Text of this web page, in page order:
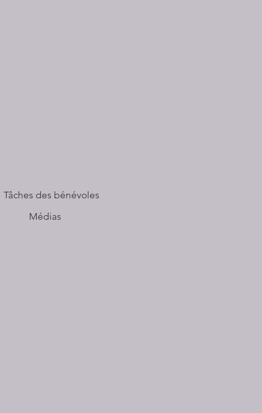
Tâches des bénévoles
Médias